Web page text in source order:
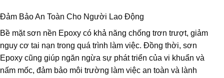
Đảm Bảo An Toàn Cho Người Lao Động
Bề mặt sơn nền Epoxy có khả năng chống trơn trượt, giảm
nguy cơ tai nạn trong quá trình làm việc. Đồng thời, sơn
Epoxy cũng giúp ngăn ngừa sự phát triển của vi khuẩn và
nấm mốc, đảm bảo môi trường làm việc an toàn và lành